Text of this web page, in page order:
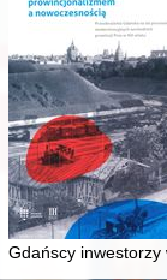
Gdańscy inwestorzy